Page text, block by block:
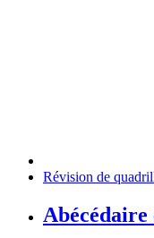
Révision de
Abécédaire